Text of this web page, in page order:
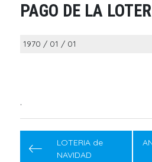
PAGO DE LA
1970 / 01 / 01
.
Navegación
de
LOTERIA de
NAVIDAD